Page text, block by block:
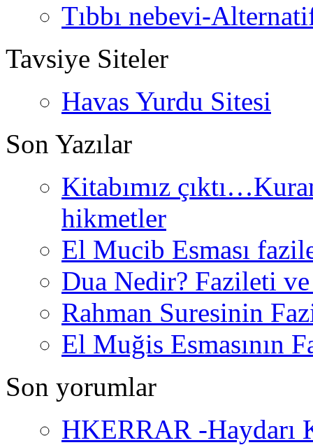
Tıbbı nebevi-
Tavsiye Siteler
Havas Yurdu Sitesi
Son Yazılar
Kitabımız
hikmetler
El Mucib Esması
Dua Nedir? Fazileti
Rahman Suresinin
El Muğis Esmasının
Son yorumlar
HKERRAR -Haydarı